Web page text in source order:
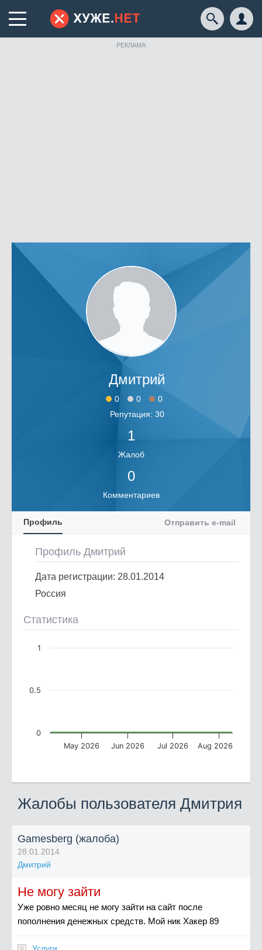
РЕКЛАМА
Дмитрий
0 0
0
Репутация: 30
1
Жалоб
0
Комментариев
Профиль Отправить e-mail
Профиль Дмитрий
Дата регистрации: 28.01.2014
Россия
Статистика
May 2026 Jun 2026 Jul 2026 Aug 2026
0
0.5
1
Жалобы пользователя Дмитрия
Gamesberg (жалоба)
28.01.2014
Дмитрий
Не могу зайти
Уже ровно месяц не могу зайти на сайт после
пополнения денежных средств. Мой ник Хакер 89